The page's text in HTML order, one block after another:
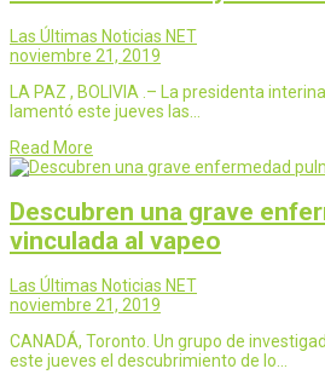
Las Últimas Noticias NET
noviembre 21, 2019
LA PAZ , BOLIVIA .– La presidenta
lamentó este jueves las…
Read More
Descubren una grave
vinculada al vapeo
Las Últimas Noticias NET
noviembre 21, 2019
CANADÁ, Toronto. Un grupo de
este jueves el descubrimiento de lo…